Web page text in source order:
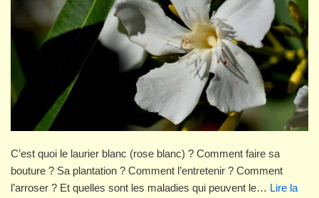
C’est quoi le laurier blanc (rose blanc) ? Comment faire sa
bouture ? Sa plantation ? Comment l’entretenir ? Comment
l’arroser ? Et quelles sont les maladies qui peuvent le… Lire la